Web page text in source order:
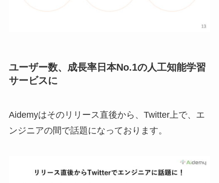
ユーザー数、成長率日本No.1の人工知能学習
サービスに
Aidemyはそのリリース直後から、Twitter上で、エ
ンジニアの間で話題になっております。